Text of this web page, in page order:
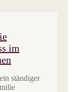
im
ständiger